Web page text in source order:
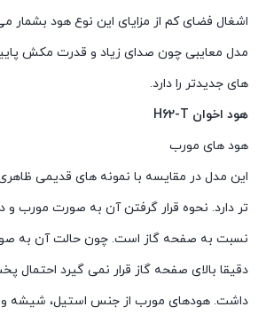
اشغال فضای کم از مزایای این نوع هود بشمار
مدل معایبی چون صدای زياد و قدرت مکش
های جديدتر را دارد.
هود اخوان H62-T
هود های مورب
این مدل در مقایسه با نمونه های قدیمی
نسبت به صفحه گاز است. چون حالت آن به
دقیقا بالای صفحه گاز قرار نمی گیرد احتمال
داشت. هودهای مورب از جنس استیل، شیشه و